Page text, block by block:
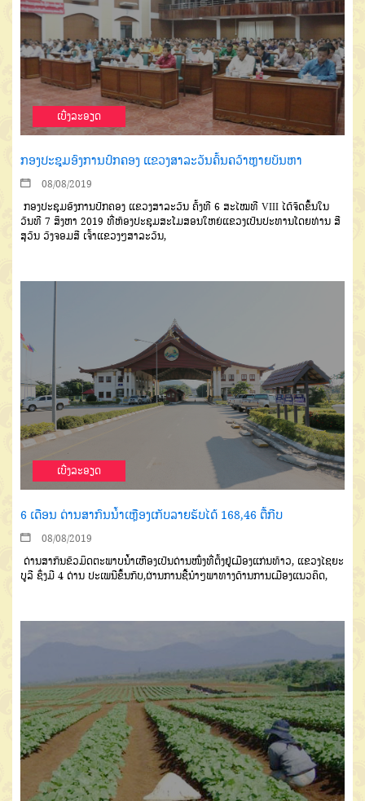
ເບີ່ງລະອຽດ
ກອງປະຊຸມອົງການປົກຄອງ ແຂວງສາລະວັນຄົ້ນຄວ້າຫຼາຍບັນຫາ
08/08/2019
ກອງປະຊຸມອົງການປົກຄອງ ແຂວງສາລະວັນ ຄັ້ງທີ 6 ສະໄໝທີ VIII ໄດ້ຈັດຂຶ້ນໃນ
ວັນທີ 7 ສິງຫາ 2019 ທີ່ຫ້ອງປະຊຸມສະໂມສອນໃຫຍ່ແຂວງເປັນປະທານໂດຍທ່ານ ສີ
ສຸວັນ ວົງຈອມສີ ເຈົ້າແຂວງໆສາລະວັນ,
ເບີ່ງລະອຽດ
6 ເດືອນ ດ່ານສາກົນນໍ້າເຫຼືອງເກັບລາຍຮັບໄດ້ 168,46 ຕື້ກີບ
08/08/2019
ດ່ານສາກົນຂົວມິດຕະພາບນໍ້າເຫືອງເປັນດ່ານໜຶ່ງທີ່ຕັ້ງຢູ່ເມືອງແກ່ນທ້າວ, ແຂວງໄຊຍະ
ບູລີ ຊຶ່ງມີ 4 ດ່ານ ປະເພນີຂຶ້ນກັບ,ຜ່ານການຊີ້ນໍາໆພາທາງດ້ານການເມືອງແນວຄິດ,